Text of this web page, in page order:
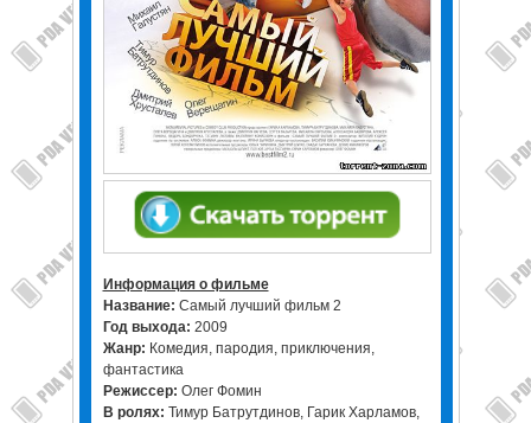
Информация о фильме
Название: Самый лучший фильм 2
Год выхода: 2009
Жанр: Комедия, пародия, приключения,
фантастика
Режиссер: Олег Фомин
В ролях: Тимур Батрутдинов, Гарик Харламов,